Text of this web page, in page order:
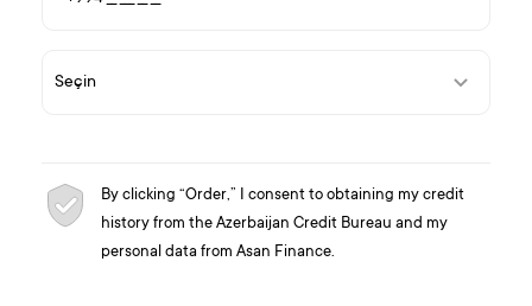
By clicking “Order,” I consent to obtaining my credit
history from the Azerbaijan Credit Bureau and my
personal data from Asan Finance.